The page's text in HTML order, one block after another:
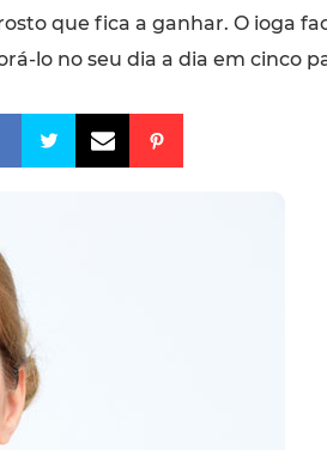
que fica a ganhar. O ioga
lo no seu dia a dia em cinco